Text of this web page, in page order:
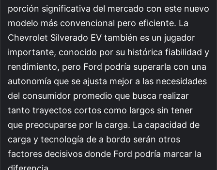
porción significativa del mercado con este nuevo
modelo más convencional pero eficiente. La
Chevrolet Silverado EV también es un jugador
importante, conocido por su histórica fiabilidad y
rendimiento, pero Ford podría superarla con una
autonomía que se ajusta mejor a las necesidades
del consumidor promedio que busca realizar
tanto trayectos cortos como largos sin tener
que preocuparse por la carga. La capacidad de
carga y tecnología de a bordo serán otros
factores decisivos donde Ford podría marcar la